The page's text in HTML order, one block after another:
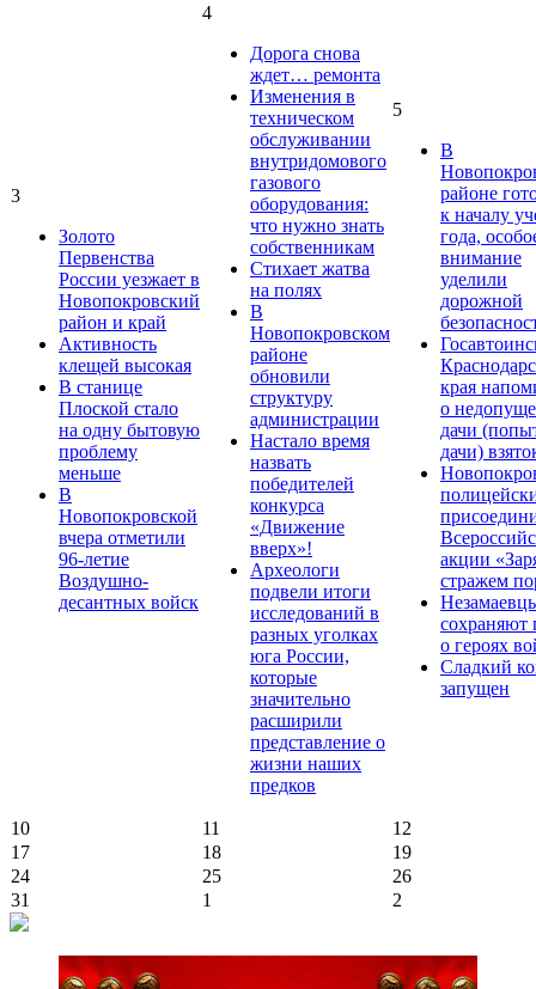
3
Золото
Первенства
России уезжает в
Новопокровский
район и край
Активность
клещей высокая
В станице
Плоской стало
на одну бытовую
проблему
меньше
В
Новопокровской
вчера отметили
96-летие
Воздушно-
десантных войск
4
Дорога снова
ждет… ремонта
Изменения в
техническом
обслуживании
внутридомового
газового
оборудования:
что нужно знать
собственникам
Стихает жатва
на полях
В
Новопокровском
районе
обновили
структуру
администрации
Настало время
назвать
победителей
конкурса
«Движение
вверх»!
Археологи
подвели итоги
исследований в
разных уголках
юга России,
которые
значительно
расширили
представление о
жизни наших
предков
5
В
районе
к началу
года,
внимание
уделили
дорожной
края
о
дачи
дачи)
акции
стражем
сохраняют
о героях
Сладкий
запущен
10 11
12
17
18
19
24
25
26
31
1 2